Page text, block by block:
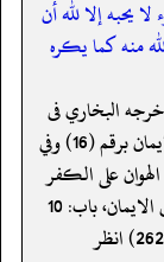
يحبه إلا لله أن
منه كما يكره
البخاري فى
((صحيحه)) فى الايمان، باب: حلاوة الايمان برقم (16) وفي
على الكفر
برقم (6542) والترمذي فى ((جامعه)) فى الايمان، باب: 10
وقال: هذا حديث حسن صحيح برقم (2624) انظر